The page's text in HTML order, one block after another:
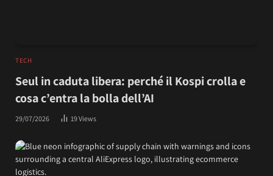
TECH
Seul in caduta libera: perché il Kospi crolla e
cosa c’entra la bolla dell’AI
29/07/2026 19Views